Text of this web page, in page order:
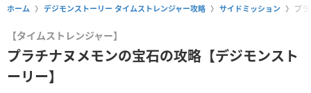
ホーム デジモンストーリー タイムストレンジャー攻略 サイドミッション プ
【タイムストレンジャー】
プラチナヌメモンの宝石の攻略【デジモンスト
ーリー】